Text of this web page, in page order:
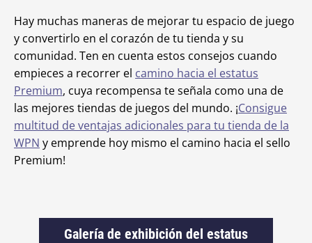
Hay muchas maneras de mejorar tu espacio de juego
y convertirlo en el corazón de tu tienda y su
comunidad. Ten en cuenta estos consejos cuando
empieces a recorrer el camino hacia el estatus
Premium, cuya recompensa te señala como una de
las mejores tiendas de juegos del mundo. ¡Consigue
multitud de ventajas adicionales para tu tienda de la
WPN y emprende hoy mismo el camino hacia el sello
Premium!
Galería de exhibición del estatus